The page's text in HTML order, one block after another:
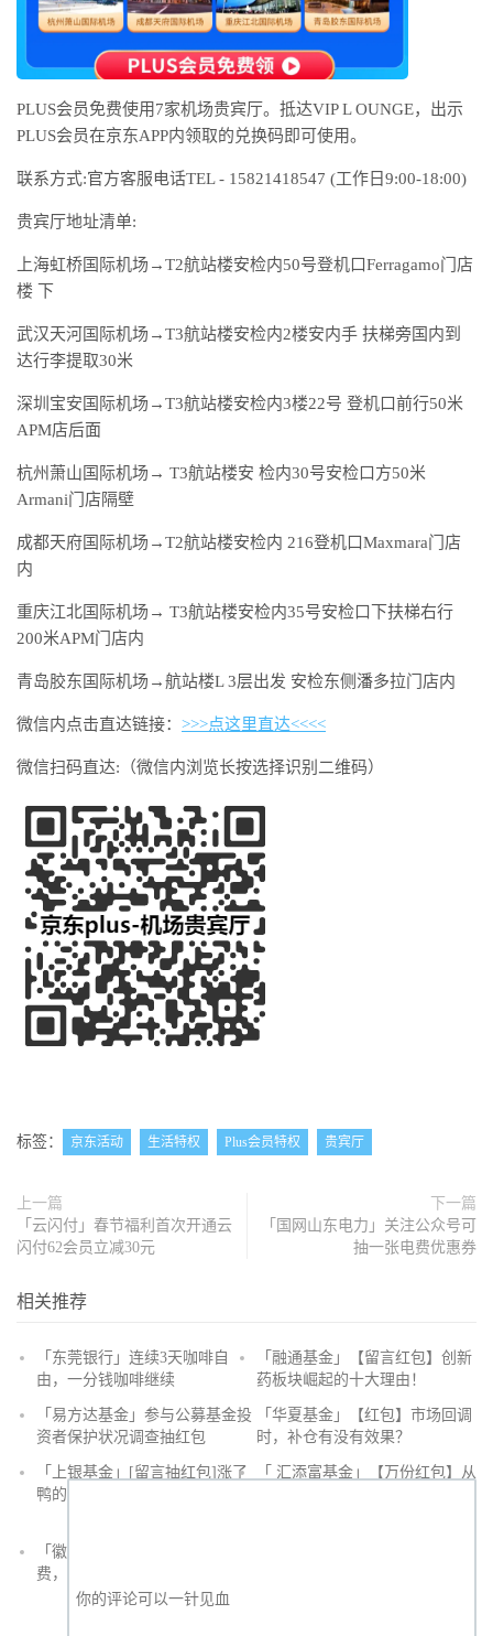
PLUS会员免费使用7家机场贵宾厅。抵达VIP L OUNGE，出示
PLUS会员在京东APP内领取的兑换码即可使用。
联系方式:官方客服电话TEL - 15821418547 (工作日9:00-18:00)
贵宾厅地址清单:
上海虹桥国际机场→T2航站楼安检内50号登机口Ferragamo门店
楼 下
武汉天河国际机场→T3航站楼安检内2楼安内手 扶梯旁国内到
达行李提取30米
深圳宝安国际机场→T3航站楼安检内3楼22号 登机口前行50米
APM店后面
杭州萧山国际机场→ T3航站楼安 检内30号安检口方50米
Armani门店隔壁
成都天府国际机场→T2航站楼安检内 216登机口Maxmara门店
内
重庆江北国际机场→ T3航站楼安检内35号安检口下扶梯右行
200米APM门店内
青岛胶东国际机场→航站楼L 3层出发 安检东侧潘多拉门店内
微信内点击直达链接： >>>点这里直达<<<<
微信扫码直达:（微信内浏览长按选择识别二维码）
标签： 京东活动 生活特权 Plus会员特权 贵宾厅
上一篇
「云闪付」春节福利首次开通云
闪付62会员立减30元
下一篇
「国网山东电力」关注公众号可
抽一张电费优惠券
相关推荐
「东莞银行」连续3天咖啡自
由，一分钱咖啡继续
「融通基金」【留言红包】创新
药板块崛起的十大理由！
「易方达基金」参与公募基金投
资者保护状况调查抽红包
「华夏基金」【红包】市场回调
时，补仓有没有效果？
「上银基金」[留言抽红包]​涨了
鸭的投资旅途
「 汇添富基金」【万份红包】从
「徽商银行」手机银行充值话
费，至高立减30元